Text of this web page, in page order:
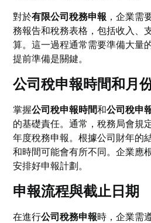
對於有限公司稅務申報 ，企業需
務報告和稅務表格，包括收入、
算。這一過程通常需要準備大量
提前準備是關鍵。
公司稅申報時間和月
掌握公司稅申報時間和公司稅申
的基礎責任。通常，稅務局會規
年度稅務申報。根據公司財年的
和時間可能會有所不同。企業應
安排好申報計劃。
申報流程與截止日期
在進行公司稅務申報時，企業需